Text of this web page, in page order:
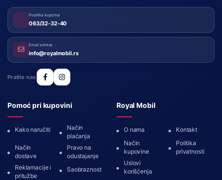
Podrška kupcima
063/32-32-40
Email adresa
info@royalmobil.rs
Pratite nas
Pomoć pri kupovini
Kako naručiti
Način
plaćanja
Način
dostave
Pravo na
odustajanje
Reklamacije i
pritužbe
Saobraznost
Royal Mobil
O nama
Kontakt
Način
kupovine
Politika
privatnosti
Uslovi
korišćenja